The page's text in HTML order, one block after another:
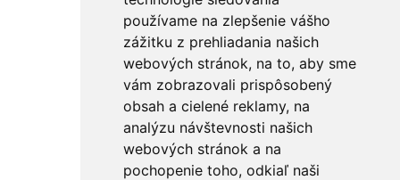
používame na zlepšenie vášho
zážitku z prehliadania našich
webových stránok, na to, aby sme
vám zobrazovali prispôsobený
obsah a cielené reklamy, na
analýzu návštevnosti našich
webových stránok a na
pochopenie toho, odkiaľ naši